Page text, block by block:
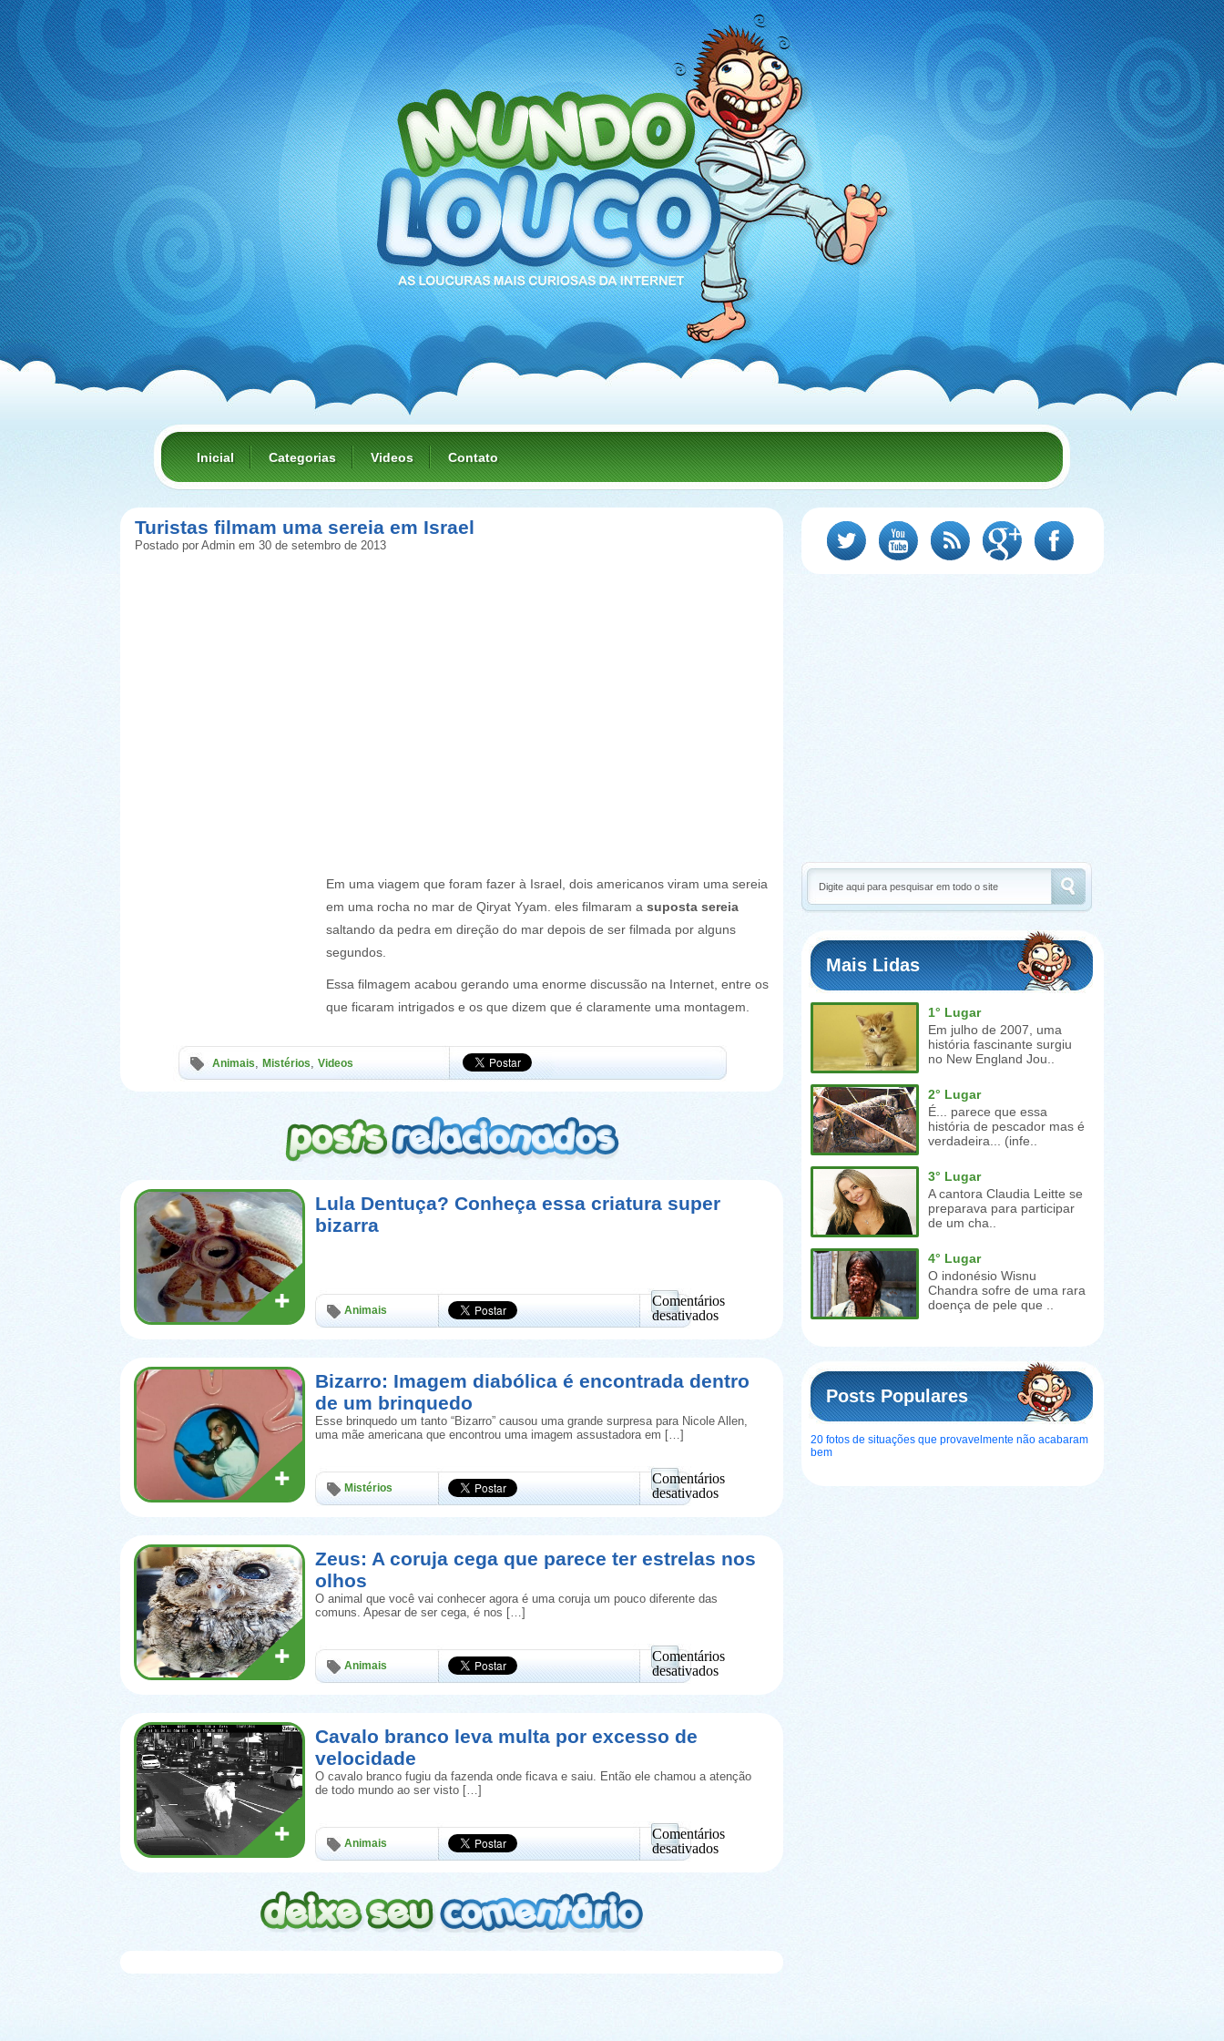
Inicial Categorias Videos Contato
Turistas filmam uma sereia em Israel
Postado por Admin em 30 de setembro de 2013
Em uma viagem que foram fazer à Israel, dois americanos viram uma sereia
em uma rocha no mar de Qiryat Yyam. eles filmaram a suposta sereia
saltando da pedra em direção do mar depois de ser filmada por alguns
segundos.
Essa filmagem acabou gerando uma enorme discussão na Internet, entre os
que ficaram intrigados e os que dizem que é claramente uma montagem.
Animais, Mistérios, Videos
Lula Dentuça? Conheça essa criatura super
bizarra
Animais
Comentários
desativados
em
Conheça
essa
super
bizarra
Bizarro: Imagem diabólica é encontrada dentro
de um brinquedo
Esse brinquedo um tanto “Bizarro” causou uma grande surpresa para Nicole Allen,
uma mãe americana que encontrou uma imagem assustadora em […]
Mistérios
Comentários
desativados
em
diabólica
é
dentro
Zeus: A coruja cega que parece ter estrelas nos
olhos
O animal que você vai conhecer agora é uma coruja um pouco diferente das
comuns. Apesar de ser cega, é nos […]
Animais
Comentários
desativados
em
coruja
cega
parece
olhos
Cavalo branco leva multa por excesso de
velocidade
O cavalo branco fugiu da fazenda onde ficava e saiu. Então ele chamou a atenção
de todo mundo ao ser visto […]
Animais
Comentários
desativados
em
velocidade
Mais Lidas
1° Lugar
Em julho de 2007, uma
história fascinante surgiu
no New England Jou..
2° Lugar
É... parece que essa
história de pescador mas é
verdadeira... (infe..
3° Lugar
A cantora Claudia Leitte se
preparava para participar
de um cha..
4° Lugar
O indonésio Wisnu
Chandra sofre de uma rara
doença de pele que ..
Posts Populares
20 fotos de situações que provavelmente não acabaram
bem